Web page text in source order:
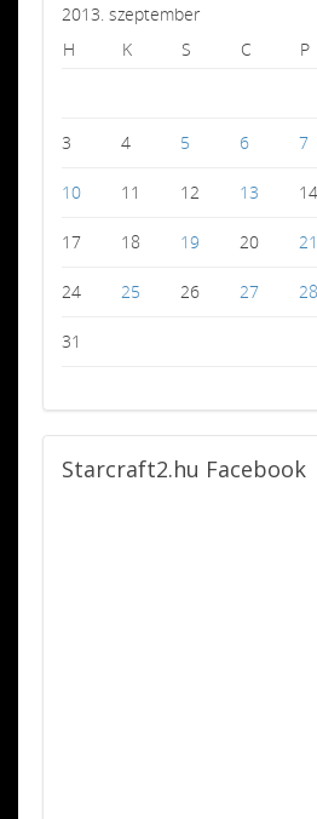
2013. szeptember
H
K S C P
3 4 5 6 7
10 11 12 13 14
17 18 19 20 21
24 25 26 27 28
31
Starcraft2.hu Facebook